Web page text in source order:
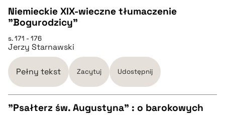
pobierz cytat
CZYSTY TEKST
pobierz cytat
BIBTEX
Niemieckie XIX-wieczne tłumaczenie
"Bogurodzicy"
s. 171 - 176
Jerzy Starnawski
Pełny tekst Zacytuj Udostępnij
"Psałterz św. Augustyna" : o barokowych